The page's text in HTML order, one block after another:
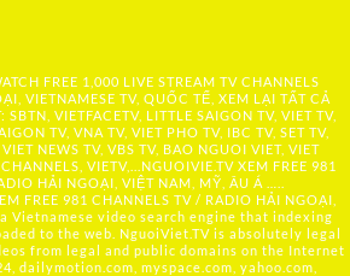
FREE 1,000 LIVE STREAM TV CHANNELS
VIETNAMESE TV, QUỐC TẾ, XEM LẠI TẤT CẢ
VIETFACETV, LITTLE SAIGON TV, VIET TV,
TV, VNA TV, VIET PHO TV, IBC TV, SET TV,
NEWS TV, VBS TV, BAO NGUOI VIET, VIET
VIETV,... NGUOIVIE.TV XEM FREE 981
HẢI NGOẠI, VIỆT NAM, MỸ, ÂU Á …..
FREE 981 CHANNELS TV / RADIO HẢI NGOẠI,
Vietnamese video search engine that indexing
to the web. NguoiViet.TV is absolutely legal
from legal and public domains on the Internet
dailymotion.com, myspace.com, yahoo.com,